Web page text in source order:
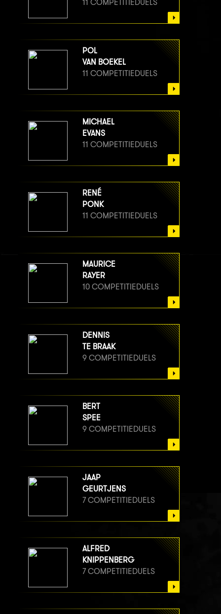
11 COMPETITIEDUELS
POL
VAN BOEKEL
11 COMPETITIEDUELS
MICHAEL
EVANS
11 COMPETITIEDUELS
RENÉ
PONK
11 COMPETITIEDUELS
MAURICE
RAYER
10 COMPETITIEDUELS
DENNIS
TE BRAAK
9 COMPETITIEDUELS
BERT
SPEE
9 COMPETITIEDUELS
JAAP
GEURTJENS
7 COMPETITIEDUELS
ALFRED
KNIPPENBERG
7 COMPETITIEDUELS